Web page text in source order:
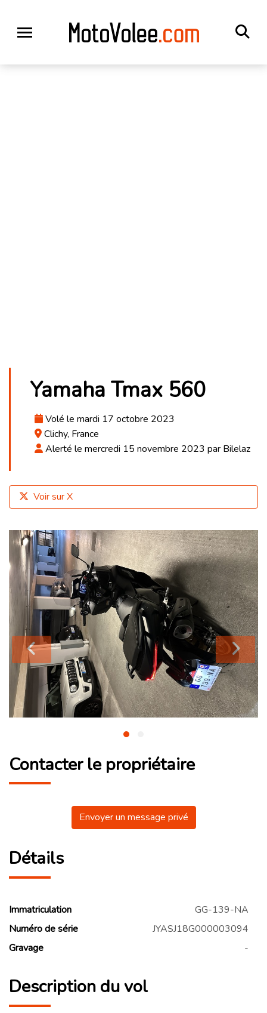
Yamaha Tmax 560
Volé le mardi 17 octobre 2023
Clichy, France
Alerté le mercredi 15 novembre 2023 par Bilelaz
Voir sur X
Contacter le propriétaire
Envoyer un message privé
Détails
Immatriculation
GG-139-NA
Numéro de série
JYASJ18G000003094
Gravage
-
Description du vol